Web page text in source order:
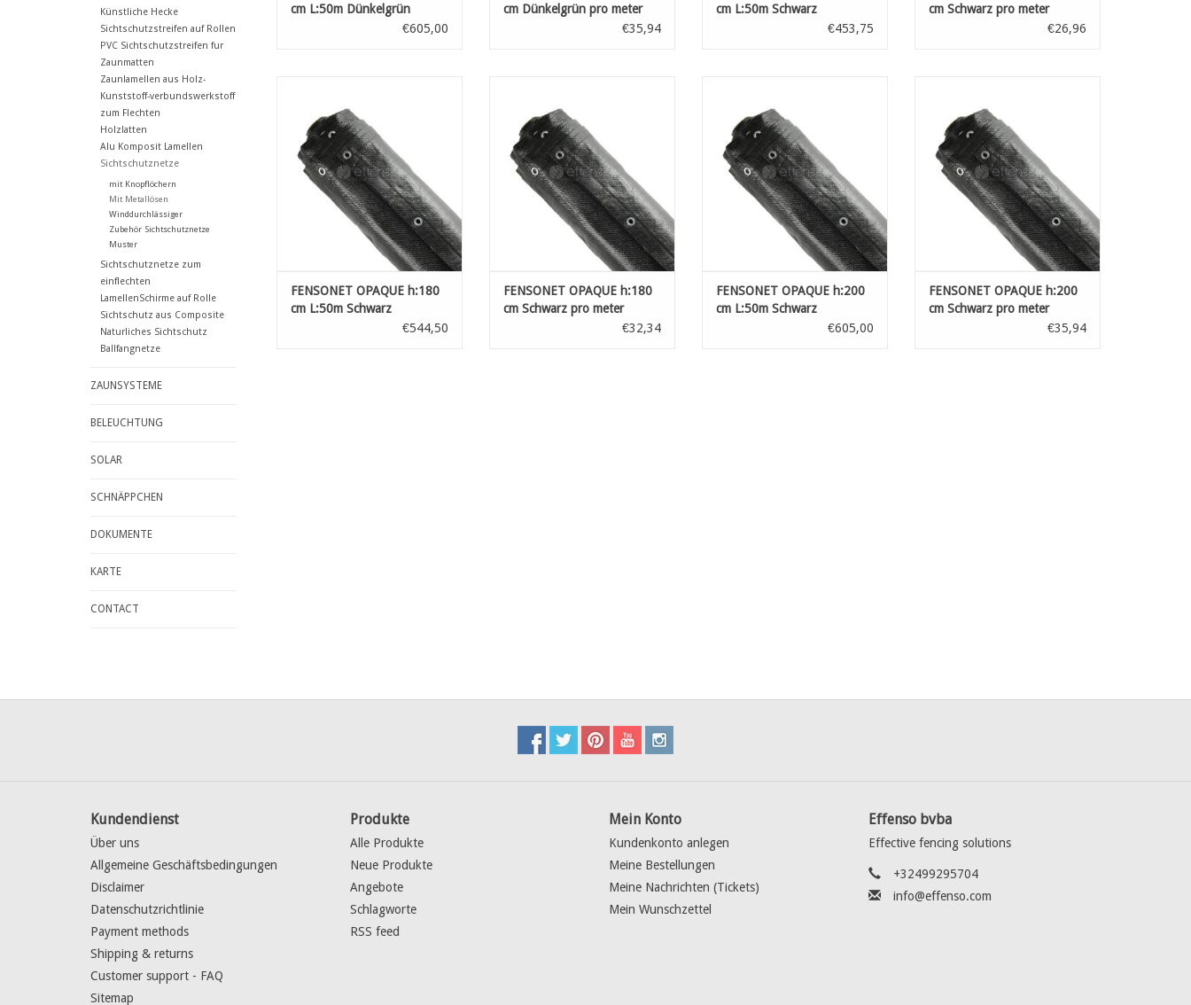
Künstliche Hecke
Sichtschutzstreifen auf Rollen
PVC Sichtschutzstreifen fur
Zaunmatten
Zaunlamellen aus Holz-
Kunststoff-verbundswerkstoff
zum Flechten
Holzlatten
Alu Komposit Lamellen
Sichtschutznetze
mit Knopflöchern
Mit Metallösen
Winddurchlässiger
Zubehör Sichtschutznetze
Muster
Sichtschutznetze zum
einflechten
LamellenSchirme auf Rolle
Sichtschutz aus Composite
Naturliches Sichtschutz
Ballfangnetze
ZAUNSYSTEME
BELEUCHTUNG
SOLAR
SCHNÄPPCHEN
DOKUMENTE
KARTE
CONTACT
cm L:50m Dünkelgrün
€605,00
cm Dünkelgrün pro meter
€35,94
cm L:50m Schwarz
€453,75
cm Schwarz pro meter
€26,96
extra
hoher Reißfestigkeit, mit Saum
und Metallösen Ø 12 mm, alle 30
cm
ZUM WARENKORB HINZUFÜGEN
FENSONET OPAQUE h:180
cm L:50m Schwarz
€544,50
extra
hoher Reißfestigkeit, mit Saum
und Metallösen Ø 12 mm, alle 30
cm
ZUM WARENKORB HINZUFÜGEN
FENSONET OPAQUE h:180
cm Schwarz pro meter
€32,34
extra
hoher Reißfestigkeit, mit Saum
und Metallösen Ø 12 mm, alle 30
cm
ZUM WARENKORB HINZUFÜGEN
FENSONET OPAQUE h:200
cm L:50m Schwarz
€605,00
extra
hoher Reißfestigkeit, mit Saum
und Metallösen Ø 12 mm, alle 30
cm
ZUM WARENKORB HINZUFÜGEN
FENSONET OPAQUE h:200
cm Schwarz pro meter
€35,94
Kundendienst
Über uns
Allgemeine Geschäftsbedingungen
Disclaimer
Datenschutzrichtlinie
Payment methods
Shipping & returns
Customer support - FAQ
Sitemap
Produkte
Alle Produkte
Neue Produkte
Angebote
Schlagworte
RSS feed
Mein Konto
Kundenkonto anlegen
Meine Bestellungen
Meine Nachrichten (Tickets)
Mein Wunschzettel
Effenso bvba
Effective fencing solutions
+32499295704
info@effenso.com